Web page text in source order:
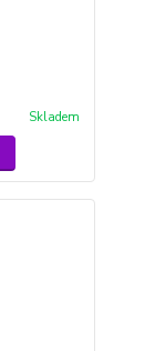
Skladem